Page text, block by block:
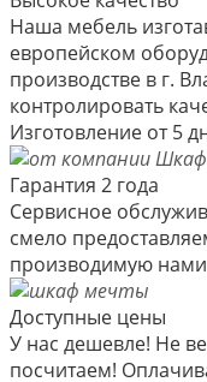
Наша мебель
европейском
производстве в г.
контролировать
Изготовление от 5
Гарантия 2 года
Сервисное
смело
производимую
Доступные цены
У нас дешевле! Не
посчитаем!